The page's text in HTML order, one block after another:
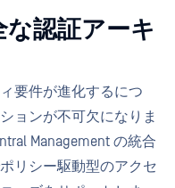
認証アーキ
要件が進化するにつ
ョンが不可欠になりま
Management の統合
リシー駆動型のアクセ